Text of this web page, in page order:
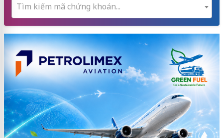
Tìm kiếm mã chứng khoán...